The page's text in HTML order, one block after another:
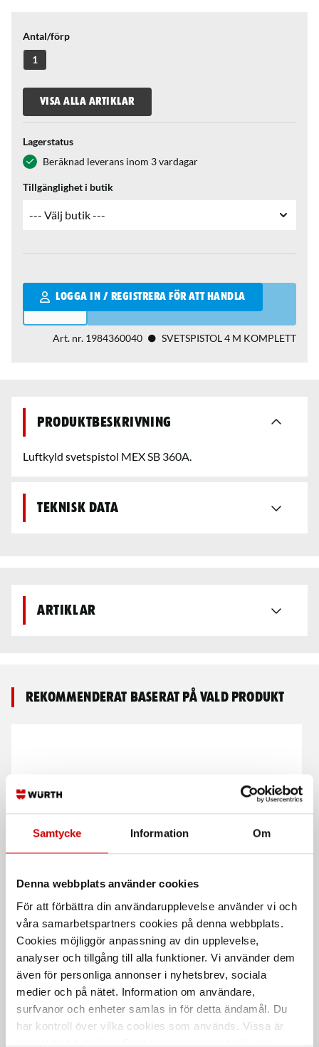
Samtycke Information Om
Denna webbplats använder cookies
För att förbättra din användarupplevelse använder vi och
våra samarbetspartners cookies på denna webbplats.
Cookies möjliggör anpassning av din upplevelse,
analyser och tillgång till alla funktioner. Vi använder dem
även för personliga annonser i nyhetsbrev, sociala
medier och på nätet. Information om användare,
surfvanor och enheter samlas in för detta ändamål. Du
har kontroll över vilka cookies som används. Vissa är
Antal/förp
1
VISA ALLA ARTIKLAR
Lagerstatus
Beräknad leverans inom 3 vardagar
Tillgänglighet i butik
LOGGA IN / REGISTRERA FÖR ATT HANDLA
Qantity
Art. nr. 1984360040 SVETSPISTOL 4 M KOMPLETT
Produktbeskrivning
Luftkyld svetspistol MEX SB 360A.
Teknisk data
Artiklar
Rekommenderat baserat på vald produkt
Luftkyld
Svetspistol MEX 150A Gaskåpa PSF250